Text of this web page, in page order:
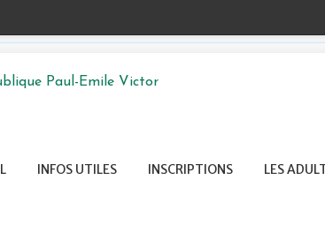
INFOS UTILES INSCRIPTIONS LES